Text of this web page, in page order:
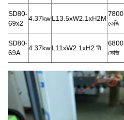
SD80-
69x2
4.37kw L13.5xW2.1xH2M
7800
কেজি
SD80-
69A
4.37kw L11xW2.1xH2 মি
6800
কেজি